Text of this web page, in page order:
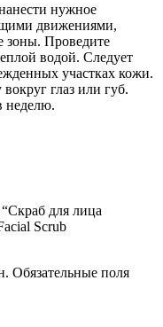
нужное
движениями,
зоны. Проведите
водой. Следует
участках кожи.
глаз или губ.
неделю.
для лица
Scrub
Обязательные поля